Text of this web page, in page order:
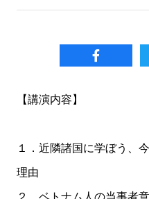
【講演内容】
１．近隣諸国に学ぼう、
理由
２．ベトナム人の当事者